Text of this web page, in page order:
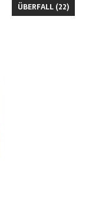
ÜBERFALL(22)